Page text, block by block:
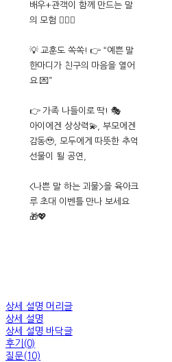
배우+관객이 함께 만드는 말
의 모험 🧚‍♀️✨
💡 교훈도 쏙쏙! 👉 “예쁜 말
한마디가 친구의 마음을 열어
요 💌”
👉 가족 나들이로 딱! 🎭
아이에겐 상상력💫, 부모에겐
감동🥹, 모두에게 따뜻한 추억
선물이 될 공연,
<나쁜 말 하는 괴물>을 육아크
루 초대 이벤틀 만나 보세요
🎁💖
상세 설명 머리글
상세 설명
상세 설명 바닥글
후기(0)
질문(10)